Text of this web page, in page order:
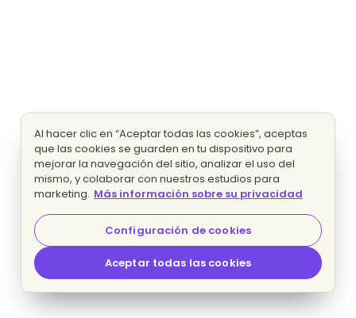
Al hacer clic en “Aceptar todas las cookies”, aceptas
que las cookies se guarden en tu dispositivo para
mejorar la navegación del sitio, analizar el uso del
mismo, y colaborar con nuestros estudios para
marketing. Más información sobre su privacidad
Configuración de cookies
Aceptar todas las cookies